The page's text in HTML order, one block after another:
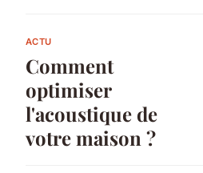
ACTU
Comment
optimiser
l'acoustique de
votre maison ?